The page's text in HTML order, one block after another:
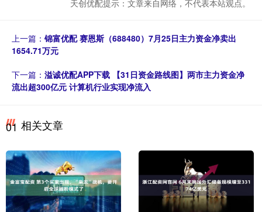
天创优配提示：文章来自网络，不代表本站观点。
上一篇： 锦富优配 赛恩斯（688480）7月25日主力资金净卖出
1654.71万元
下一篇： 溢诚优配APP下载 【31日资金路线图】两市主力资金净
流出超300亿元 计算机行业实现净流入
01 相关文章